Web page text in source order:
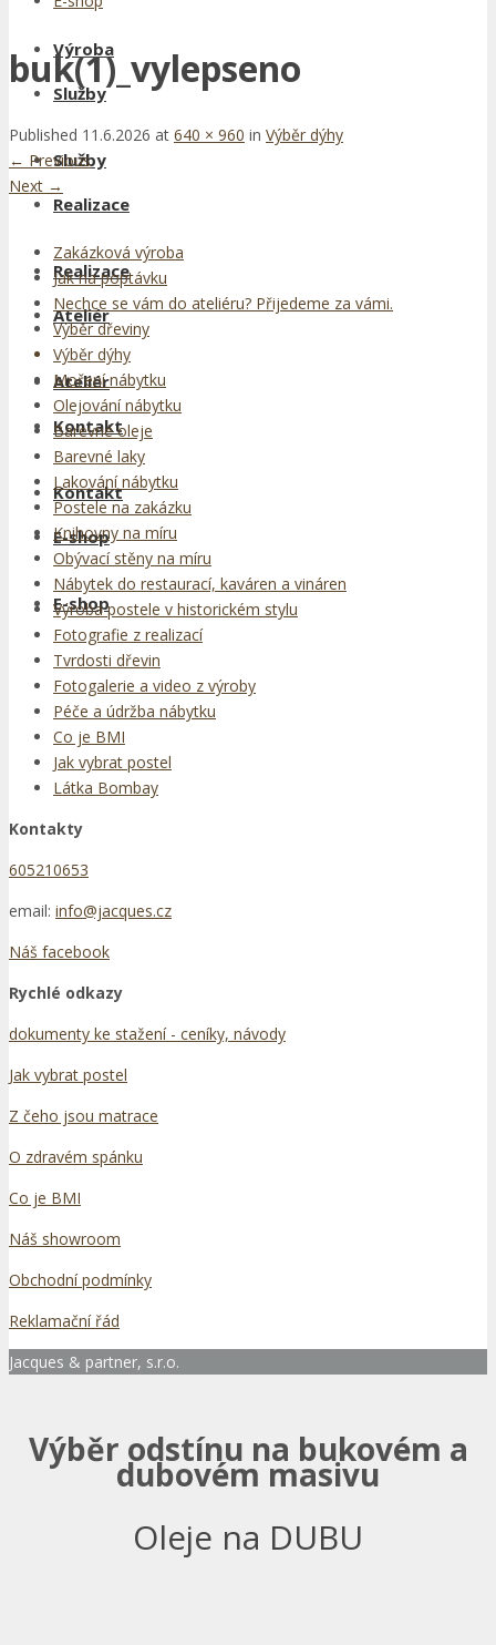
Služby
Realizace
Ateliér
Kontakt
E-shop
Výroba
Služby
Realizace
Ateliér
Kontakt
E-shop
buk(1)_vylepseno
Published 11.6.2026 at 640 × 960 in Výběr dýhy
← Previous
Next →
Zakázková výroba
Jak na poptávku
Nechce se vám do ateliéru? Přijedeme za vámi.
Výběr dřeviny
Výběr dýhy
Moření nábytku
Olejování nábytku
Barevné oleje
Barevné laky
Lakování nábytku
Postele na zakázku
Knihovny na míru
Obývací stěny na míru
Nábytek do restaurací, kaváren a vináren
Výroba postele v historickém stylu
Fotografie z realizací
Tvrdosti dřevin
Fotogalerie a video z výroby
Péče a údržba nábytku
Co je BMI
Jak vybrat postel
Látka Bombay
Kontakty
605210653
email: info@jacques.cz
Náš facebook
Rychlé odkazy
dokumenty ke stažení - ceníky, návody
Jak vybrat postel
Z čeho jsou matrace
O zdravém spánku
Co je BMI
Náš showroom
Obchodní podmínky
Reklamační řád
Jacques & partner, s.r.o.
Výběr odstínu na bukovém a
dubovém masivu
Oleje na DUBU